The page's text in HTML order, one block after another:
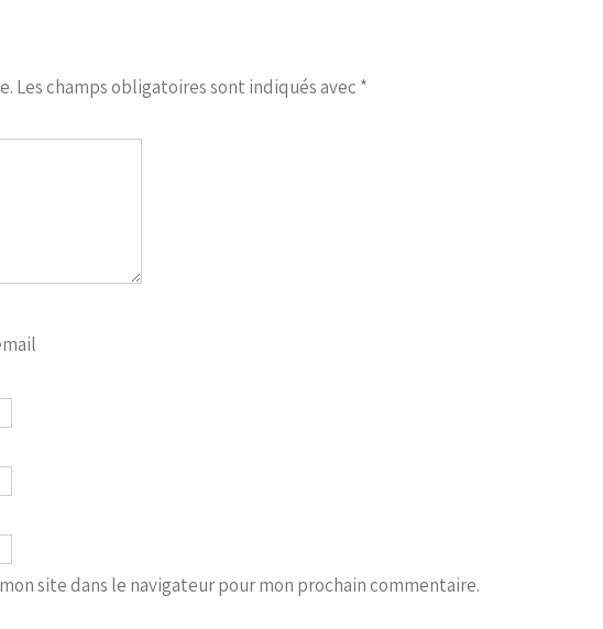
Les champs obligatoires sont indiqués avec *
site dans le navigateur pour mon prochain commentaire.